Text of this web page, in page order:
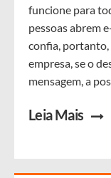
funcione para
pessoas abrem
confia, portanto,
empresa, se o
mensagem, a
Leia Mais